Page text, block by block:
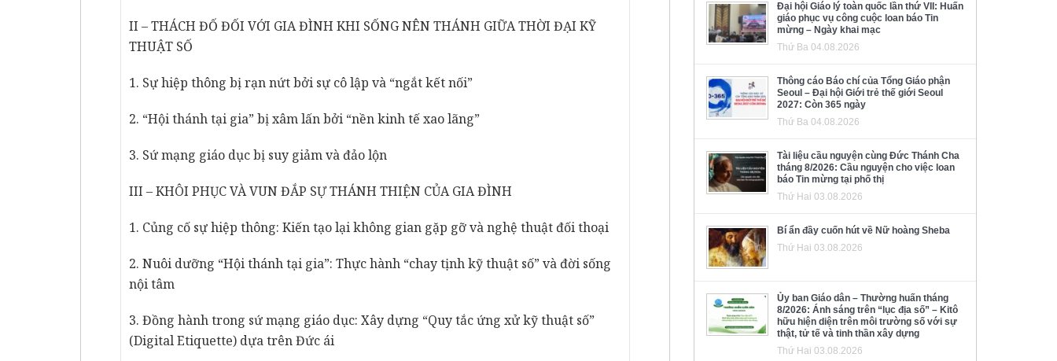
II – THÁCH ĐỐ ĐỐI VỚI GIA ĐÌNH KHI SỐNG NÊN THÁNH GIỮA THỜI ĐẠI KỸ
THUẬT SỐ
1. Sự hiệp thông bị rạn nứt bởi sự cô lập và “ngắt kết nối”
2. “Hội thánh tại gia” bị xâm lấn bởi “nền kinh tế xao lãng”
3. Sứ mạng giáo dục bị suy giảm và đảo lộn
III – KHÔI PHỤC VÀ VUN ĐẮP SỰ THÁNH THIỆN CỦA GIA ĐÌNH
1. Củng cố sự hiệp thông: Kiến tạo lại không gian gặp gỡ và nghệ thuật đối thoại
2. Nuôi dưỡng “Hội thánh tại gia”: Thực hành “chay tịnh kỹ thuật số” và đời sống
nội tâm
3. Đồng hành trong sứ mạng giáo dục: Xây dựng “Quy tắc ứng xử kỹ thuật số”
(Digital Etiquette) dựa trên Đức ái
Đại hội Giáo lý toàn quốc lần thứ VII: Huấn
giáo phục vụ công cuộc loan báo Tin
mừng – Ngày khai mạc
Thứ Ba 04.08.2026
Thông cáo Báo chí của Tổng Giáo phận
Seoul – Đại hội Giới trẻ thế giới Seoul
2027: Còn 365 ngày
Thứ Ba 04.08.2026
Tài liệu cầu nguyện cùng Đức Thánh Cha
tháng 8/2026: Cầu nguyện cho việc loan
báo Tin mừng tại phố thị
Thứ Hai 03.08.2026
Bí ẩn đầy cuốn hút về Nữ hoàng Sheba
Thứ Hai 03.08.2026
Ủy ban Giáo dân – Thường huấn tháng
8/2026: Ánh sáng trên “lục địa số” – Kitô
hữu hiện diện trên môi trường số với sự
thật, tử tế và tinh thần xây dựng
Thứ Hai 03.08.2026